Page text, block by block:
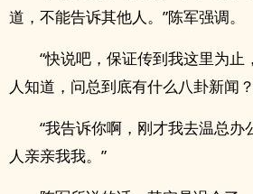
道，不能告诉其他人。”陈军强调。
“快说吧，保证传到我这里为止
人知道，问总到底有什么八卦新闻
“我告诉你啊，刚才我去温总办
人亲亲我我。”